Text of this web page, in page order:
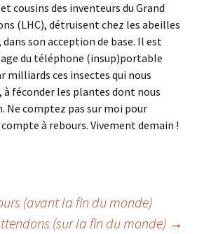
cousins des inventeurs du Grand
(LHC), détruisent chez les abeilles
dans son acception de base. Il est
du téléphone (insup)portable
milliards ces insectes qui nous
féconder les plantes dont nous
Ne comptez pas sur moi pour
à rebours. Vivement demain !
(avant la fin du monde)
(sur la fin du monde) →